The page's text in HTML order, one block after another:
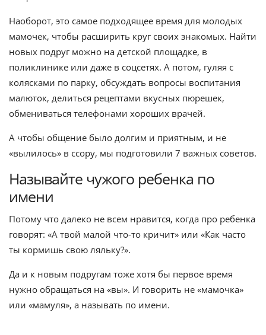
Наоборот, это самое подходящее время для молодых
мамочек, чтобы расширить круг своих знакомых. Найти
новых подруг можно на детской площадке, в
поликлинике или даже в соцсетях. А потом, гуляя с
колясками по парку, обсуждать вопросы воспитания
малюток, делиться рецептами вкусных пюрешек,
обмениваться телефонами хороших врачей.
А чтобы общение было долгим и приятным, и не
«вылилось» в ссору, мы подготовили 7 важных советов.
Называйте чужого ребенка по
имени
Потому что далеко не всем нравится, когда про ребенка
говорят: «А твой малой что-то кричит» или «Как часто
ты кормишь свою ляльку?».
Да и к новым подругам тоже хотя бы первое время
нужно обращаться на «вы». И говорить не «мамочка»
или «мамуля», а называть по имени.